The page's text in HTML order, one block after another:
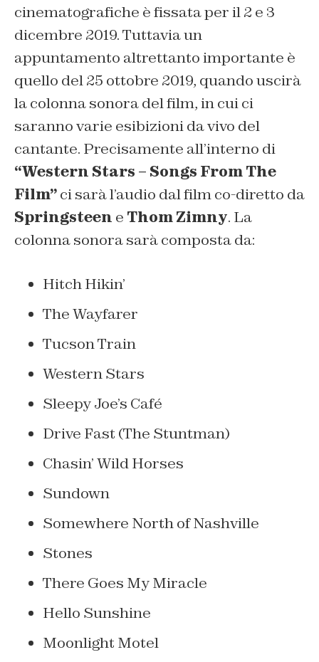
cinematografiche è fissata per il 2 e 3
dicembre 2019. Tuttavia un
appuntamento altrettanto importante è
quello del 25 ottobre 2019, quando uscirà
la colonna sonora del film, in cui ci
saranno varie esibizioni da vivo del
cantante. Precisamente all’interno di
“Western Stars – Songs From The
Film”ci sarà l’audio dal film co-diretto da
Springsteen e Thom Zimny. La
colonna sonora sarà composta da:
Hitch Hikin’
The Wayfarer
Tucson Train
Western Stars
Sleepy Joe’s Café
Drive Fast (The Stuntman)
Chasin’ Wild Horses
Sundown
Somewhere North of Nashville
Stones
There Goes My Miracle
Hello Sunshine
Moonlight Motel